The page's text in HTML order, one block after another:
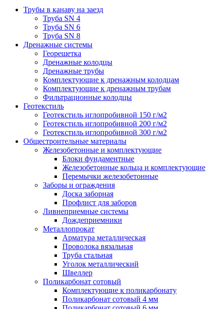
Трубы в канаву на заезд
Труба SN 4
Труба SN 6
Труба SN 8
Дренажные системы
Георешетка
Дренажные колодцы
Дренажные трубы
Комплектующие к дренажным колодцам
Комплектующие к дренажным трубам
Фильтрационные колодцы
Геотекстиль
Геотекстиль иглопробивной 150 г/м2
Геотекстиль иглопробивной 200 г/м2
Геотекстиль иглопробивной 300 г/м2
Общестроительные материалы
Железобетонные и комплектующие
Блоки фундаментные
Железобетонные кольца и комплектующие
Перемычки железобетонные
Заборы и ограждения
Доска заборная
Профлист для заборов
Ливнеприемные системы
Дождеприемники
Металлопрокат
Арматура металлическая
Проволока вязальная
Труба стальная
Уголок металлический
Швеллер
Поликарбонат сотовый
Комплектующие к поликарбонату
Поликарбонат сотовый 4 мм